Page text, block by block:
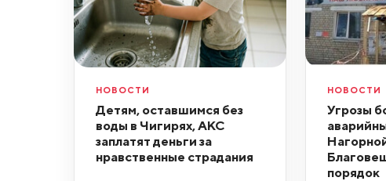
НОВОСТИ
Детям, оставшимся без
воды в Чигирях, АКС
заплатят деньги за
нравственные страдания
НОВОСТИ
Угрозы
порядок